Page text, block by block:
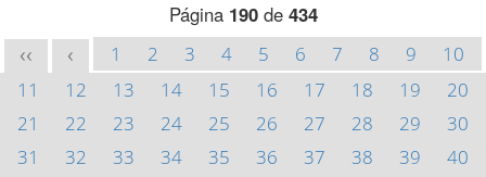
Página 190de 434
<< < 1 2 3 4 5 6 7 8 9
10
11
12 13 14 15 16 17 18 19
20
21
22 23 24 25 26 27 28 29
30
31
32 33 34 35 36 37 38 39
40